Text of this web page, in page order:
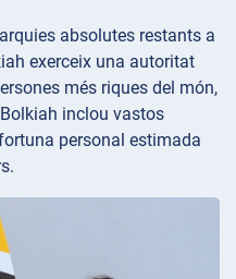
absolutes restants a
exerceix una autoritat
més riques del món,
inclou vastos
personal estimada